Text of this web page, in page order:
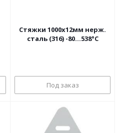
Стяжки 1000х12мм нерж.
сталь (316) -80...538°C
Под заказ